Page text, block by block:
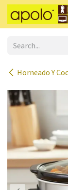
Skip to Content
Horneado Y